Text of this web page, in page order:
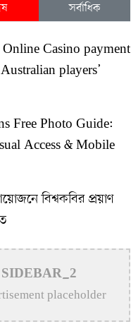
সর্বাধিক
Casino payment
players’
Free Photo Guide:
Access & Mobile
বিশ্বকবির প্রয়াণ
চলছে রুফটপ
বাইট
তৈরিতে এ ধরনের
SIDEBAR_2
placeholder